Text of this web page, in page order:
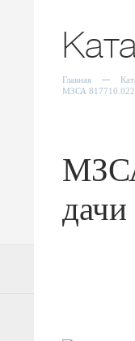
Главная
МЗСА
дачи